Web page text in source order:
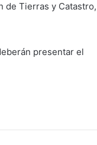
de Tierras y Catastro,
presentar el